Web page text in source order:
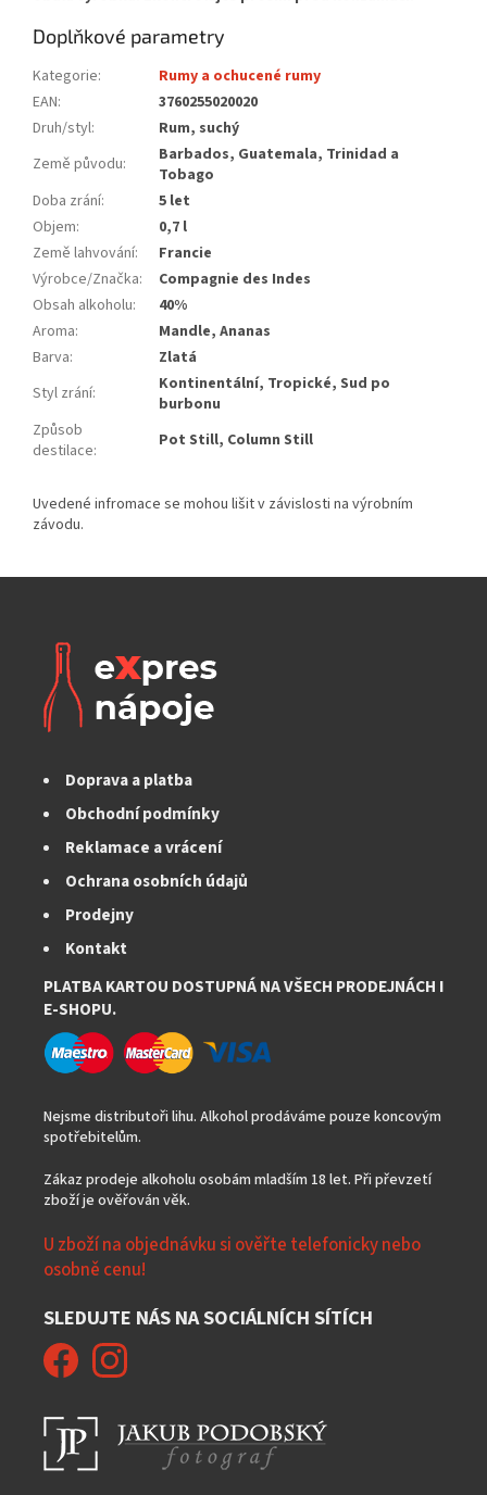
Doplňkové parametry
Kategorie:
Rumy a ochucené rumy
EAN:
3760255020020
Druh/styl:
Rum, suchý
Země původu:
Barbados, Guatemala, Trinidad a
Tobago
Doba zrání:
5 let
Objem:
0,7 l
Země lahvování:
Francie
Výrobce/Značka:
Compagnie des Indes
Obsah alkoholu:
40%
Aroma:
Mandle, Ananas
Barva:
Zlatá
Styl zrání:
Kontinentální, Tropické, Sud po
burbonu
Způsob
destilace: Pot Still, Column Still
Doprava a platba
Obchodní podmínky
Reklamace a vrácení
Ochrana osobních údajů
Prodejny
Kontakt
PLATBA KARTOU DOSTUPNÁ NA VŠECH PRODEJNÁCH I
E-SHOPU.
Nejsme distributoři lihu. Alkohol prodáváme pouze koncovým
spotřebitelům.
Zákaz prodeje alkoholu osobám mladším 18 let. Při převzetí
zboží je ověřován věk.
U zboží na objednávku si ověřte telefonicky nebo
osobně cenu!
SLEDUJTE NÁS NA SOCIÁLNÍCH SÍTÍCH